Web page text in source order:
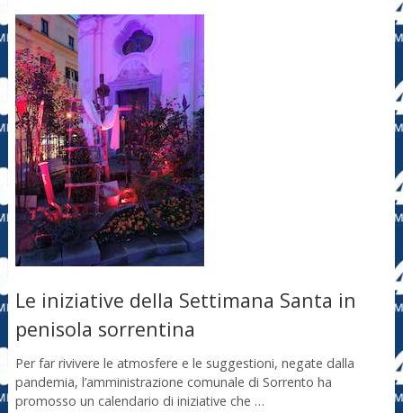
Le iniziative della Settimana Santa in
penisola sorrentina
Per far rivivere le atmosfere e le suggestioni, negate dalla
pandemia, l’amministrazione comunale di Sorrento ha
promosso un calendario di iniziative che …